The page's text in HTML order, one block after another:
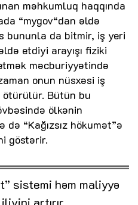
məhkumluq haqqında
“mygov“dan əldə
bununla da bitmir, iş yeri
etdiyi arayışı fiziki
məcburiyyətində
onun nüsxəsi iş
Bütün bu
ölkənin
“Kağızsız hökumət”ə
göstərir.
sistemi həm maliyyə